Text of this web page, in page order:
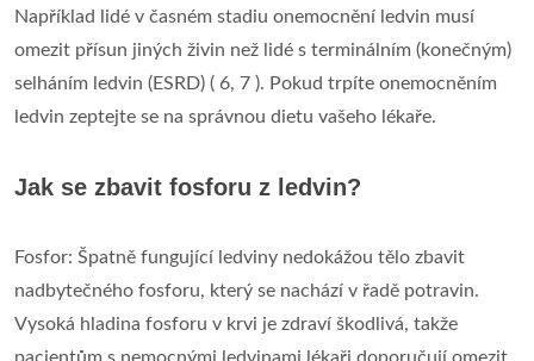
Například lidé v časném stadiu onemocnění ledvin musí
omezit přísun jiných živin než lidé s terminálním (konečným)
selháním ledvin (ESRD) ( 6, 7 ). Pokud trpíte onemocněním
ledvin zeptejte se na správnou dietu vašeho lékaře.
Jak se zbavit fosforu z ledvin?
Fosfor: Špatně fungující ledviny nedokážou tělo zbavit
nadbytečného fosforu, který se nachází v řadě potravin.
Vysoká hladina fosforu v krvi je zdraví škodlivá, takže